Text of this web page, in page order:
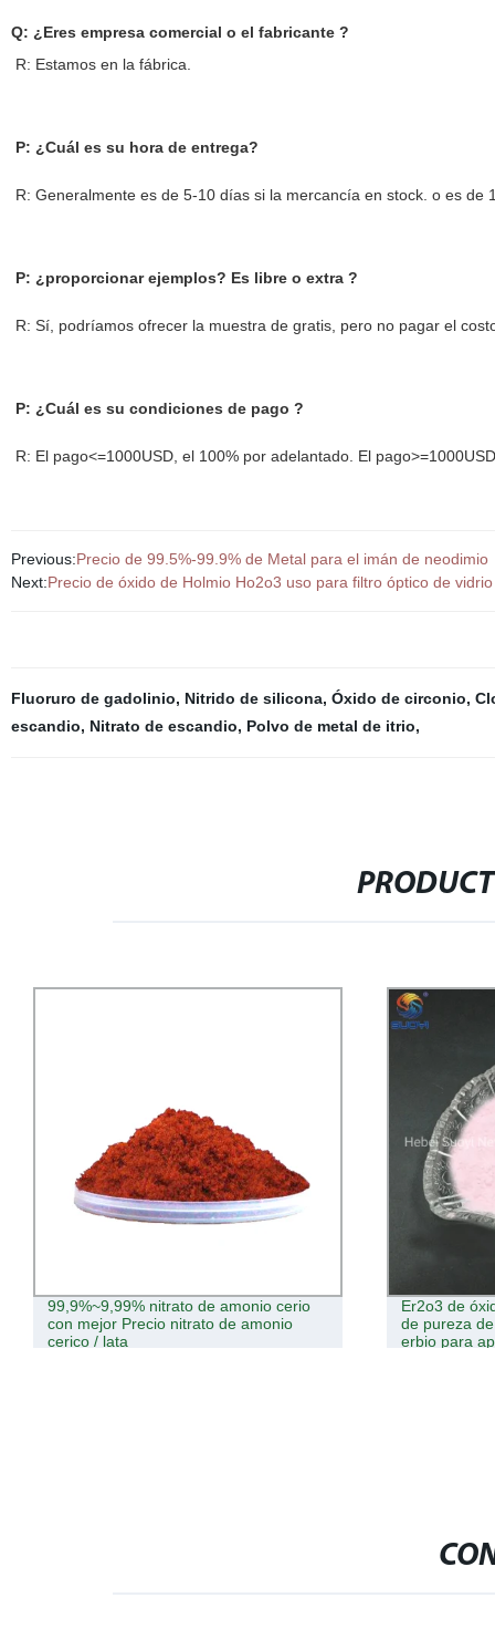
Q: ¿Eres empresa comercial o el fabricante ?
R: Estamos en la fábrica.
P: ¿Cuál es su hora de entrega?
R: Generalmente es de 5-10 días si la mercancía en stock. o es
P: ¿proporcionar ejemplos? Es libre o extra ?
R: Sí, podríamos ofrecer la muestra de gratis, pero no pagar el
P: ¿Cuál es su condiciones de pago ?
R: El pago<=1000USD, el 100% por adelantado. El
Previous:Precio de 99.5%-99.9% de Metal para el imán de neodimio
Next:Precio de óxido de Holmio Ho2o3 uso para filtro óptico de vidrio
Fluoruro de gadolinio, Nitrido de silicona, Óxido de circonio,
escandio, Nitrato de escandio, Polvo de metal de itrio,
99,9%~9,99% nitrato de amonio cerio
con mejor Precio nitrato de amonio
cerico / lata
Er2o3 de
de pureza
erbio para